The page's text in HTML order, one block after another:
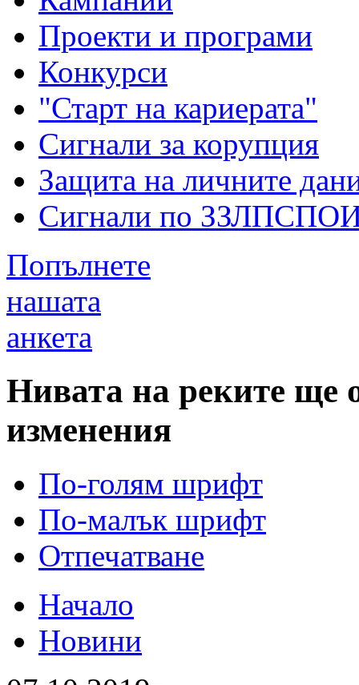
Проекти и програми
Конкурси
"Старт на кариерата"
Сигнали за корупция
Защита на личните
Сигнали по
Попълнете
нашата
анкета
Нивата на реките ще
изменения
По-голям шрифт
По-малък шрифт
Отпечатване
Начало
Новини